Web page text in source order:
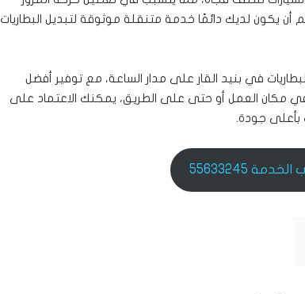
يكون لديك دائمًا خدمة متنقلة موثوقة لتبديل البطاريات
في بنيد القار على مدار الساعة، مع توفير أفضل
مكان العمل أو حتى على الطريق، يمكنك الاعتماد على
بأعلى جودة.
55633245